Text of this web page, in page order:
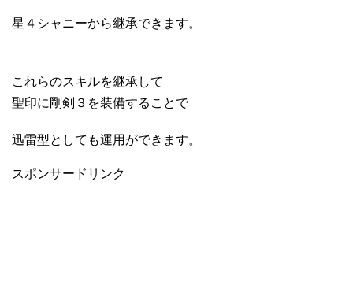
星４シャニーから継承できます。
これらのスキルを継承して
聖印に剛剣３を装備することで
迅雷型としても運用ができます。
スポンサードリンク